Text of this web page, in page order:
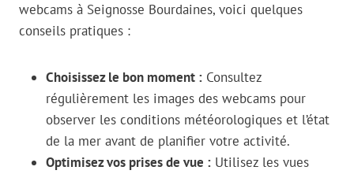
webcams à Seignosse Bourdaines, voici quelques
conseils pratiques :
Choisissez le bon moment : Consultez
régulièrement les images des webcams pour
observer les conditions météorologiques et l’état
de la mer avant de planifier votre activité.
Optimisez vos prises de vue : Utilisez les vues